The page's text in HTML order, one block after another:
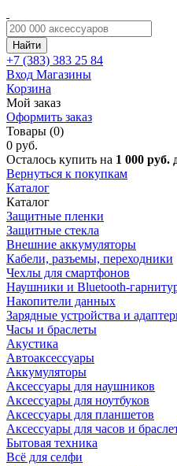
Найти
+7 (383) 383 25 84
Вход Магазины
Корзина
Мой заказ
Оформить заказ
Товары (0)
0 руб.
Осталось купить на 1 000 руб.
Вернуться к покупкам
Каталог
Каталог
Защитные пленки
Защитные стекла
Внешние аккумуляторы
Кабели, разъемы, переходники
Чехлы для смартфонов
Наушники и Bluetooth-
Накопители данных
Зарядные устройства и
Часы и браслеты
Акустика
Автоаксессуары
Аккумуляторы
Аксессуары для наушников
Аксессуары для ноутбуков
Аксессуары для планшетов
Аксессуары для часов и
Бытовая техника
Всё для селфи